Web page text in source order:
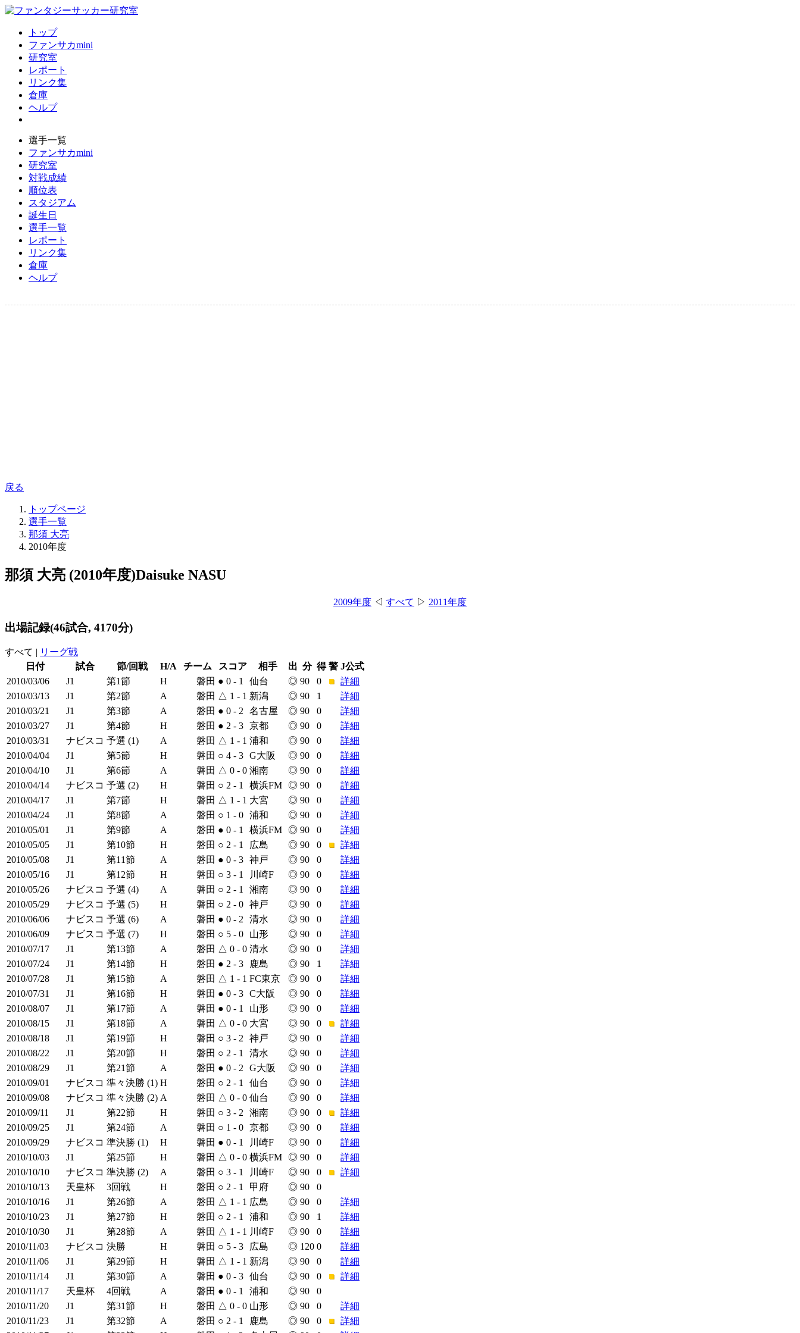
トップ
ファンサカmini
研究室
レポート
リンク集
倉庫
ヘルプ
選手一覧
ファンサカmini
研究室
対戦成績
順位表
スタジアム
誕生日
選手一覧
レポート
リンク集
倉庫
ヘルプ
戻る
トップページ
選手一覧
那須 大亮
2010年度
那須 大亮 (2010年度)Daisuke NASU
2009年度 ◁ すべて ▷ 2011年度
出場記録(46試合, 4170分)
すべて | リーグ戦
日付
試合 節/回戦 H/A チーム スコア 相手 出 分 得 警 J公式
2010/03/06
J1 第1節 H 磐田 ● 0 - 1 仙台 ◎ 90 0 ■ 詳細
2010/03/13
J1 第2節 A 磐田 △ 1 - 1 新潟 ◎ 90 1
詳細
2010/03/21
J1 第3節 A 磐田 ● 0 - 2 名古屋 ◎ 90 0
詳細
2010/03/27
J1 第4節 H 磐田 ● 2 - 3 京都 ◎ 90 0
詳細
2010/03/31
ナビスコ 予選 (1) A 磐田 △ 1 - 1 浦和 ◎ 90 0
詳細
2010/04/04
J1 第5節 H 磐田 ○ 4 - 3 G大阪 ◎ 90 0
詳細
2010/04/10
J1 第6節 A 磐田 △ 0 - 0 湘南 ◎ 90 0
詳細
2010/04/14
ナビスコ 予選 (2) H 磐田 ○ 2 - 1 横浜FM ◎ 90 0
詳細
2010/04/17
J1 第7節 H 磐田 △ 1 - 1 大宮 ◎ 90 0
詳細
2010/04/24
J1 第8節 A 磐田 ○ 1 - 0 浦和 ◎ 90 0
詳細
2010/05/01
J1 第9節 A 磐田 ● 0 - 1 横浜FM ◎ 90 0
詳細
2010/05/05
J1 第10節 H 磐田 ○ 2 - 1 広島 ◎ 90 0 ■ 詳細
2010/05/08
J1 第11節 A 磐田 ● 0 - 3 神戸 ◎ 90 0
詳細
2010/05/16
J1 第12節 H 磐田 ○ 3 - 1 川崎F ◎ 90 0
詳細
2010/05/26
ナビスコ 予選 (4) A 磐田 ○ 2 - 1 湘南 ◎ 90 0
詳細
2010/05/29
ナビスコ 予選 (5) H 磐田 ○ 2 - 0 神戸 ◎ 90 0
詳細
2010/06/06
ナビスコ 予選 (6) A 磐田 ● 0 - 2 清水 ◎ 90 0
詳細
2010/06/09
ナビスコ 予選 (7) H 磐田 ○ 5 - 0 山形 ◎ 90 0
詳細
2010/07/17
J1 第13節 A 磐田 △ 0 - 0 清水 ◎ 90 0
詳細
2010/07/24
J1 第14節 H 磐田 ● 2 - 3 鹿島 ◎ 90 1
詳細
2010/07/28
J1 第15節 A 磐田 △ 1 - 1 FC東京 ◎ 90 0
詳細
2010/07/31
J1 第16節 H 磐田 ● 0 - 3 C大阪 ◎ 90 0
詳細
2010/08/07
J1 第17節 A 磐田 ● 0 - 1 山形 ◎ 90 0
詳細
2010/08/15
J1 第18節 A 磐田 △ 0 - 0 大宮 ◎ 90 0 ■ 詳細
2010/08/18
J1 第19節 H 磐田 ○ 3 - 2 神戸 ◎ 90 0
詳細
2010/08/22
J1 第20節 H 磐田 ○ 2 - 1 清水 ◎ 90 0
詳細
2010/08/29
J1 第21節 A 磐田 ● 0 - 2 G大阪 ◎ 90 0
詳細
2010/09/01
ナビスコ 準々決勝 (1) H 磐田 ○ 2 - 1 仙台 ◎ 90 0
詳細
2010/09/08
ナビスコ 準々決勝 (2) A 磐田 △ 0 - 0 仙台 ◎ 90 0
詳細
2010/09/11
J1 第22節 H 磐田 ○ 3 - 2 湘南 ◎ 90 0 ■ 詳細
2010/09/25
J1 第24節 A 磐田 ○ 1 - 0 京都 ◎ 90 0
詳細
2010/09/29
ナビスコ 準決勝 (1) H 磐田 ● 0 - 1 川崎F ◎ 90 0
詳細
2010/10/03
J1 第25節 H 磐田 △ 0 - 0 横浜FM ◎ 90 0
詳細
2010/10/10
ナビスコ 準決勝 (2) A 磐田 ○ 3 - 1 川崎F ◎ 90 0 ■ 詳細
2010/10/13
天皇杯 3回戦 H 磐田 ○ 2 - 1 甲府 ◎ 90
0
2010/10/16
J1 第26節 A 磐田 △ 1 - 1 広島 ◎ 90 0
詳細
2010/10/23
J1 第27節 H 磐田 ○ 2 - 1 浦和 ◎ 90 1
詳細
2010/10/30
J1 第28節 A 磐田 △ 1 - 1 川崎F ◎ 90 0
詳細
2010/11/03
ナビスコ 決勝 H 磐田 ○ 5 - 3 広島 ◎ 120 0
詳細
2010/11/06
J1 第29節 H 磐田 △ 1 - 1 新潟 ◎ 90 0
詳細
2010/11/14
J1 第30節 A 磐田 ● 0 - 3 仙台 ◎ 90 0 ■ 詳細
2010/11/17
天皇杯 4回戦 A 磐田 ● 0 - 1 浦和 ◎ 90
0
2010/11/20
J1 第31節 H 磐田 △ 0 - 0 山形 ◎ 90 0
詳細
2010/11/23
J1 第32節 A 磐田 ○ 2 - 1 鹿島 ◎ 90 0 ■ 詳細